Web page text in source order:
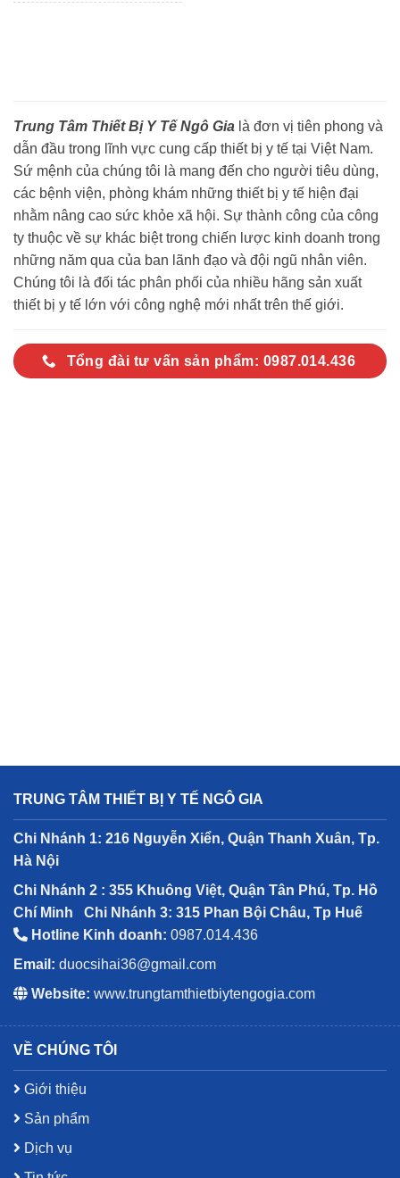
Trung Tâm Thiết Bị Y Tế Ngô Gia là đơn vị tiên phong và
dẫn đầu trong lĩnh vực cung cấp thiết bị y tế tại Việt Nam.
Sứ mệnh của chúng tôi là mang đến cho người tiêu dùng,
các bệnh viện, phòng khám những thiết bị y tế hiện đại
nhằm nâng cao sức khỏe xã hội. Sự thành công của công
ty thuộc về sự khác biệt trong chiến lược kinh doanh trong
những năm qua của ban lãnh đạo và đội ngũ nhân viên.
Chúng tôi là đối tác phân phối của nhiều hãng sản xuất
thiết bị y tế lớn với công nghệ mới nhất trên thế giới.
Tổng đài tư vấn sản phẩm: 0987.014.436
TRUNG TÂM THIẾT BỊ Y TẾ NGÔ GIA
Chi Nhánh 1: 216 Nguyễn Xiển, Quận Thanh Xuân, Tp.
Hà Nội
Chi Nhánh 2 : 355 Khuông Việt, Quận Tân Phú, Tp. Hồ
Chí Minh
Chi Nhánh 3: 315 Phan Bội Châu, Tp Huế
Hotline Kinh doanh: 0987.014.436
Email: duocsihai36@gmail.com
Website: www.trungtamthietbiytengogia.com
VỀ CHÚNG TÔI
Giới thiệu
Sản phẩm
Dịch vụ